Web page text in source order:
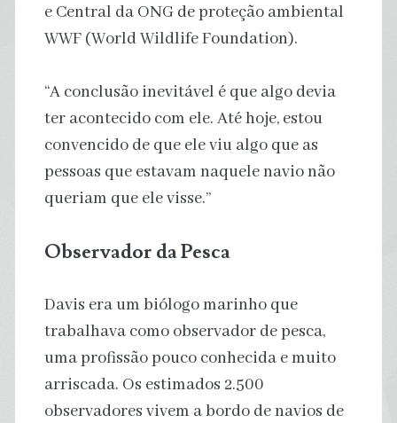
e Central da ONG de proteção ambiental
WWF (World Wildlife Foundation).
“A conclusão inevitável é que algo devia
ter acontecido com ele. Até hoje, estou
convencido de que ele viu algo que as
pessoas que estavam naquele navio não
queriam que ele visse.”
Observador da Pesca
Davis era um biólogo marinho que
trabalhava como observador de pesca,
uma profissão pouco conhecida e muito
arriscada. Os estimados 2.500
observadores vivem a bordo de navios de